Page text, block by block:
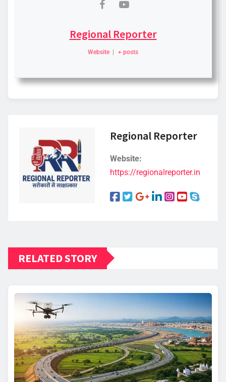
Regional Reporter
Website | + posts
Regional Reporter
Website:
https://regionalreporter.in
RELATED STORY